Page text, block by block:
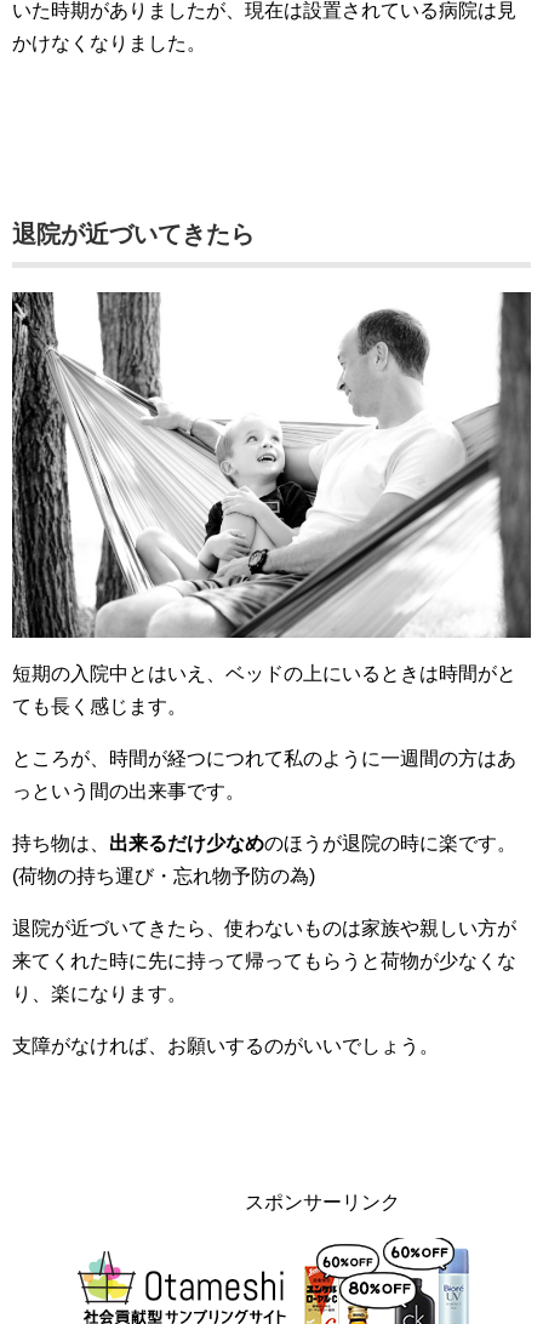
いた時期がありましたが、現在は設置されている病院は見
かけなくなりました。
退院が近づいてきたら
短期の入院中とはいえ、ベッドの上にいるときは時間がと
ても長く感じます。
ところが、時間が経つにつれて私のように一週間の方はあ
っという間の出来事です。
持ち物は、 出来るだけ少なめのほうが退院の時に楽です。
(荷物の持ち運び・忘れ物予防の為)
退院が近づいてきたら、使わないものは家族や親しい方が
来てくれた時に先に持って帰ってもらうと荷物が少なくな
り、楽になります。
支障がなければ、お願いするのがいいでしょう。
スポンサーリンク